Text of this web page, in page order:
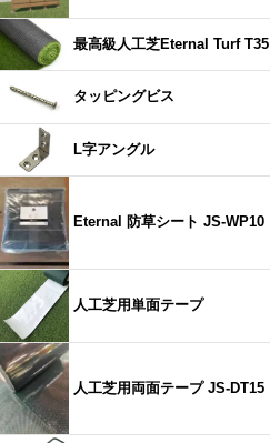
最高級人工芝Eternal Turf T35
タッピングビス
L字アングル
Eternal 防草シート JS-WP10
人工芝用単面テープ
人工芝用両面テープ JS-DT15